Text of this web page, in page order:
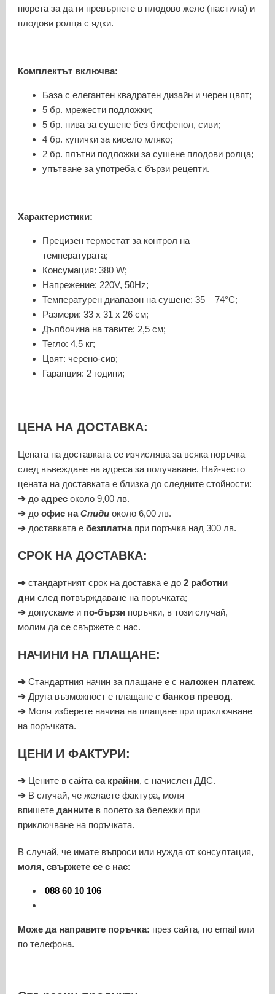
пюрета за да ги превърнете в плодово желе (пастила) и
плодови ролца с ядки.
Комплектът включва:
База с елегантен квадратен дизайн и черен цвят;
5 бр. мрежести подложки;
5 бр. нива за сушене без бисфенол, сиви;
4 бр. купички за кисело мляко;
2 бр. плътни подложки за сушене плодови ролца;
упътване за употреба с бързи рецепти.
Характеристики:
Прецизен термостат за контрол на
температурата;
Консумация: 380 W;
Напрежение: 220V, 50Hz;
Температурен диапазон на сушене: 35 – 74°C;
Размери: 33 х 31 х 26 см;
Дълбочина на тавите: 2,5 см;
Тегло: 4,5 кг;
Цвят: черено-сив;
Гаранция: 2 години;
ЦЕНА НА ДОСТАВКА:
Цената на доставката се изчислява за всяка поръчка
след въвеждане на адреса за получаване. Най-често
цената на доставката е близка до следните стойности:
➔ до адрес около 9,00 лв.
➔ до офис наСпиди около 6,00 лв.
➔ доставката е безплатнапри поръчка над 300 лв.
СРОК НА ДОСТАВКА:
➔ стандартният срок на доставка е до 2 работни
дни след потвърждаване на поръчката;
➔ допускаме и по-бързи поръчки, в този случай,
молим да се свържете с нас.
НАЧИНИ НА ПЛАЩАНЕ:
➔ Стандартния начин за плащане е с наложен платеж.
➔ Друга възможност е плащане с банков превод.
➔ Моля изберете начина на плащане при приключване
на поръчката.
ЦЕНИ И ФАКТУРИ:
➔ Цените в сайта са крайни, с начислен ДДС.
➔ В случай, че желаете фактура, моля
впишете данните в полето за бележки при
приключване на поръчката.
В случай, че имате въпроси или нужда от консултация,
моля, свържете се с нас:
088 60 10 106
Може да направите поръчка: през сайта, по email или
по телефона.